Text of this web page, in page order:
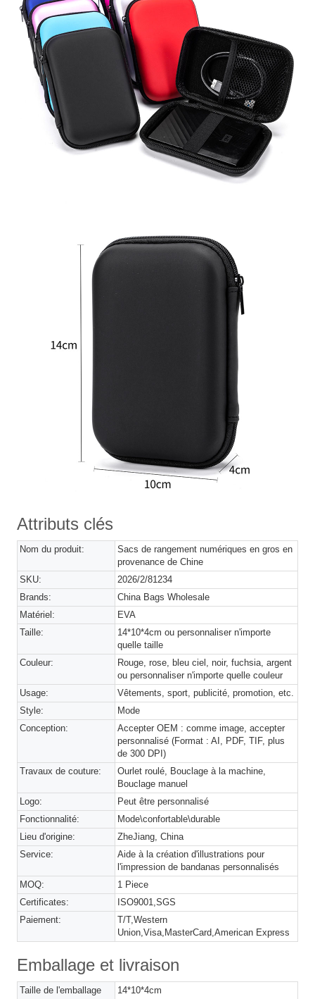
Attributs clés
Nom du produit:
Sacs de rangement numériques en gros en
provenance de Chine
SKU:
2026/2/81234
Brands:
China Bags Wholesale
Matériel:
EVA
Taille:
14*10*4cm ou personnaliser n'importe
quelle taille
Couleur:
Rouge, rose, bleu ciel, noir, fuchsia, argent
ou personnaliser n'importe quelle couleur
Usage:
Vêtements, sport, publicité, promotion, etc.
Style:
Mode
Conception:
Accepter OEM : comme image, accepter
personnalisé (Format : AI, PDF, TIF, plus
de 300 DPI)
Travaux de couture:
Ourlet roulé, Bouclage à la machine,
Bouclage manuel
Logo:
Peut être personnalisé
Fonctionnalité:
Mode\confortable\durable
Lieu d'origine:
ZheJiang, China
Service:
Aide à la création d'illustrations pour
l'impression de bandanas personnalisés
MOQ:
1 Piece
Certificates:
ISO9001,SGS
Paiement:
T/T,Western
Union,Visa,MasterCard,American Express
Emballage et livraison
Taille de l'emballage
14*10*4cm